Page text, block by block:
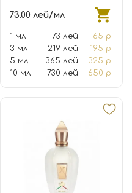
73.00 лей/мл
1 мл 73 лей
65 р.
3 мл
219 лей
195 р.
5 мл
365 лей
325 р.
10 мл
730 лей 650 р.